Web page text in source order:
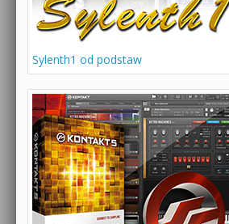
Sylenth1 od podstaw